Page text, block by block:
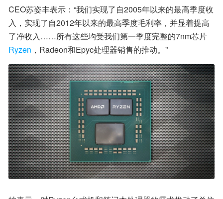
CEO苏姿丰表示：“我们实现了自2005年以来的最高季度收
入，实现了自2012年以来的最高季度毛利率，并显着提高
了净收入……所有这些均受我们第一季度完整的7nm芯片
Ryzen ，Radeon和Epyc处理器销售的推动。”